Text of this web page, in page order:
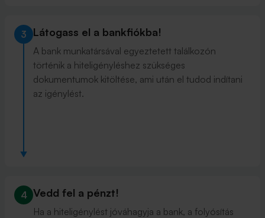
3 Látogass el a bankfiókba!
A bank munkatársával egyeztetett találkozón
történik a hiteligényléshez szükséges
dokumentumok kitöltése, ami után el tudod indítani
az igénylést.
4 Vedd fel a pénzt!
Ha a hiteligénylést jóváhagyja a bank, a folyósítás